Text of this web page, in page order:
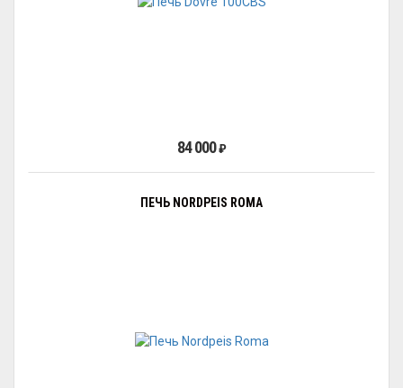
84 000₽
ПЕЧЬ NORDPEIS ROMA